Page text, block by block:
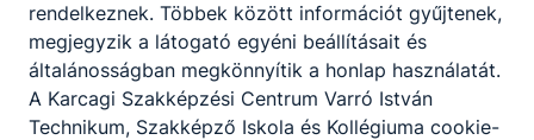
rendelkeznek. Többek között információt gyűjtenek,
megjegyzik a látogató egyéni beállításait és
általánosságban megkönnyítik a honlap használatát.
A Karcagi Szakképzési Centrum Varró István
Technikum, Szakképző Iskola és Kollégiuma cookie-